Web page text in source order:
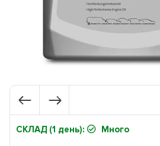
СКЛАД (1 день): Много